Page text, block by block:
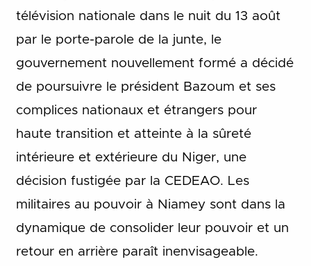
télévision nationale dans le nuit du 13 août
par le porte-parole de la junte, le
gouvernement nouvellement formé a décidé
de poursuivre le président Bazoum et ses
complices nationaux et étrangers pour
haute transition et atteinte à la sûreté
intérieure et extérieure du Niger, une
décision fustigée par la CEDEAO. Les
militaires au pouvoir à Niamey sont dans la
dynamique de consolider leur pouvoir et un
retour en arrière paraît inenvisageable.